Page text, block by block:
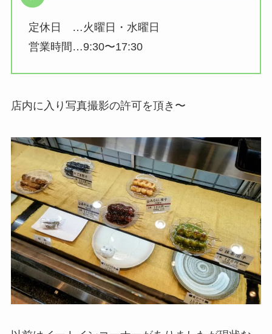
定休日 …火曜日・水曜日
営業時間…9:30〜17:30
店内に入り写真撮影の許可を頂き〜